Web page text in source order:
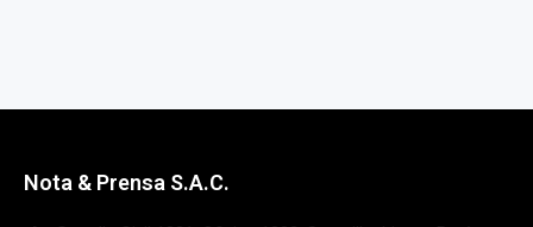
Nota & Prensa S.A.C.